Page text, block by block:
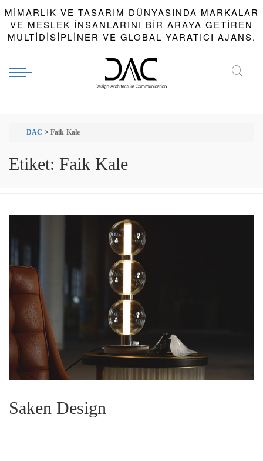
MIMARLIK VE TASARIM DÜNYASINDA MARKALAR
VE MESLEK INSANLARINI BIR ARAYA GETIREN
MULTIDISIPLINER VE GLOBAL YARATICI AJANS.
DAC > Faik Kale
Etiket: Faik Kale
Saken Design